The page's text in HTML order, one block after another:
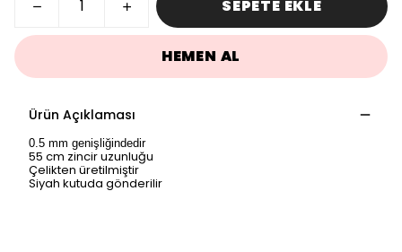
SEPETE EKLE
HEMEN AL
Ürün Açıklaması
0.5 mm genişliğindedir
55 cm zincir uzunluğu
Çelikten üretilmiştir
Siyah kutuda gönderilir